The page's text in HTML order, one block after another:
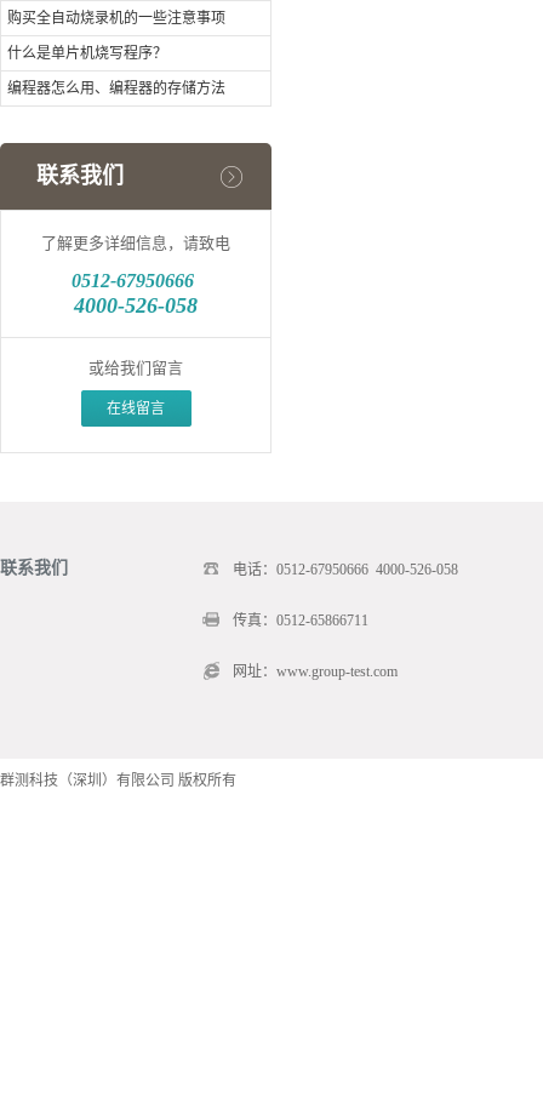
购买全自动烧录机的一些注意事项
什么是单片机烧写程序？
编程器怎么用、编程器的存储方法
联系我们
了解更多详细信息，请致电
0512-67950666
4000-526-058
或给我们留言
在线留言
联系我们 电话：0512-67950666 4000-526-058
传真：0512-65866711
网址：www.group-test.com
群测科技（深圳）有限公司 版权所有